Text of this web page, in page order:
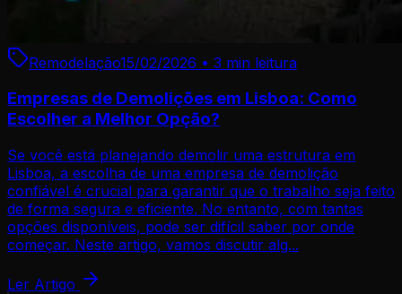
Remodelação15/02/2026 • 3 min leitura
Empresas de Demolições em Lisboa: Como
Escolher a Melhor Opção?
Se você está planejando demolir uma estrutura em
Lisboa, a escolha de uma empresa de demolição
confiável é crucial para garantir que o trabalho seja feito
de forma segura e eficiente. No entanto, com tantas
opções disponíveis, pode ser difícil saber por onde
começar. Neste artigo, vamos discutir alg...
Ler Artigo